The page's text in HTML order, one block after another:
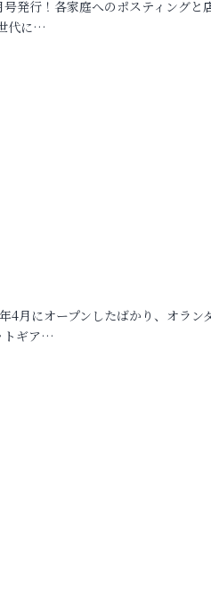
発行！各家庭へのポスティングと
代に…
4月にオープンしたばかり、オラン
トギア…